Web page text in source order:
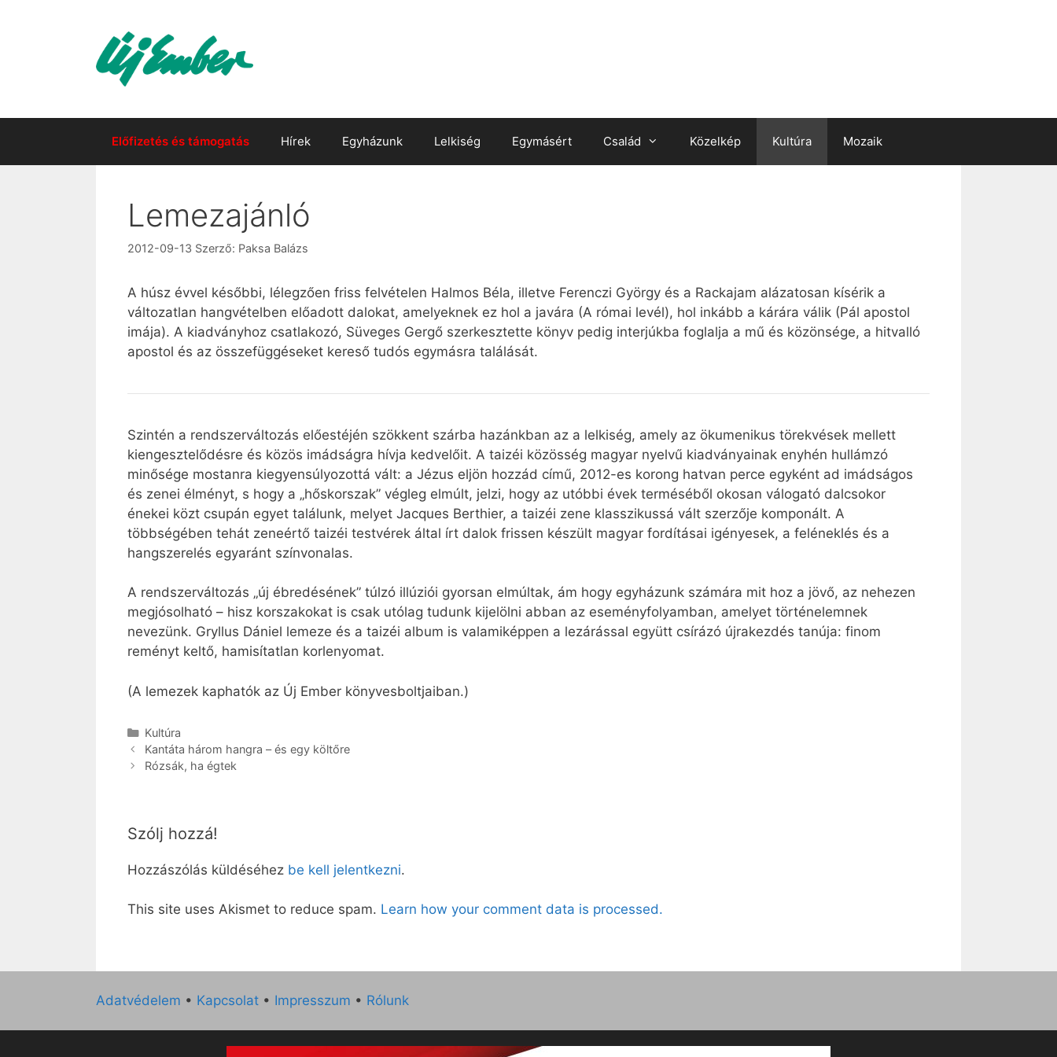
Előfizetés és támogatás Hírek Egyházunk Lelkiség Egymásért Család Közelkép Kultúra Mozaik
Lemezajánló
2012-09-13 Szerző: Paksa Balázs
A húsz évvel későbbi, lélegzően friss felvételen Halmos Béla, illetve Ferenczi György és a Rackajam alázatosan kísérik a
változatlan hangvételben előadott dalokat, amelyeknek ez hol a javára (A római levél), hol inkább a kárára válik (Pál apostol
imája). A kiadványhoz csatlakozó, Süveges Gergő szerkesztette könyv pedig interjúkba foglalja a mű és közönsége, a hitvalló
apostol és az összefüggéseket kereső tudós egymásra találását.
Szintén a rendszerváltozás előestéjén szökkent szárba hazánkban az a lelkiség, amely az ökumenikus törekvések mellett
kiengesztelődésre és közös imádságra hívja kedvelőit. A taizéi közösség magyar nyelvű kiadványainak enyhén hullámzó
minősége mostanra kiegyensúlyozottá vált: a Jézus eljön hozzád című, 2012-es korong hatvan perce egyként ad imádságos
és zenei élményt, s hogy a „hőskorszak” végleg elmúlt, jelzi, hogy az utóbbi évek terméséből okosan válogató dalcsokor
énekei közt csupán egyet találunk, melyet Jacques Berthier, a taizéi zene klasszikussá vált szerzője komponált. A
többségében tehát zeneértő taizéi testvérek által írt dalok frissen készült magyar fordításai igényesek, a feléneklés és a
hangszerelés egyaránt színvonalas.
A rendszerváltozás „új ébredésének” túlzó illúziói gyorsan elmúltak, ám hogy egyházunk számára mit hoz a jövő, az nehezen
megjósolható – hisz korszakokat is csak utólag tudunk kijelölni abban az eseményfolyamban, amelyet történelemnek
nevezünk. Gryllus Dániel lemeze és a taizéi album is valamiképpen a lezárással együtt csírázó újrakezdés tanúja: finom
reményt keltő, hamisítatlan korlenyomat.
(A lemezek kaphatók az Új Ember könyvesboltjaiban.)
Kategória
Kultúra
Kantáta három hangra – és egy költőre
Rózsák, ha égtek
Szólj hozzá!
Hozzászólás küldéséhez be kell jelentkezni.
This site uses Akismet to reduce spam. Learn how your comment data is processed.
Adatvédelem • Kapcsolat • Impresszum • Rólunk